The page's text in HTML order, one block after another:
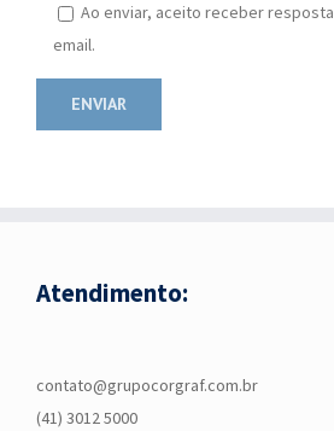
Ao enviar, aceito receber
email.
Atendimento:
contato@grupocorgraf.com.br
(41) 3012 5000